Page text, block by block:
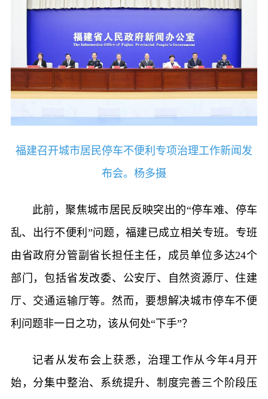
福建召开城市居民停车不便利专项治理工作新闻发
布会。杨多摄
此前，聚焦城市居民反映突出的“停车难、停车
乱、出行不便利”问题，福建已成立相关专班。专班
由省政府分管副省长担任主任，成员单位多达24个
部门，包括省发改委、公安厅、自然资源厅、住建
厅、交通运输厅等。然而，要想解决城市停车不便
利问题非一日之功，该从何处“下手”？
记者从发布会上获悉，治理工作从今年4月开
始，分集中整治、系统提升、制度完善三个阶段压